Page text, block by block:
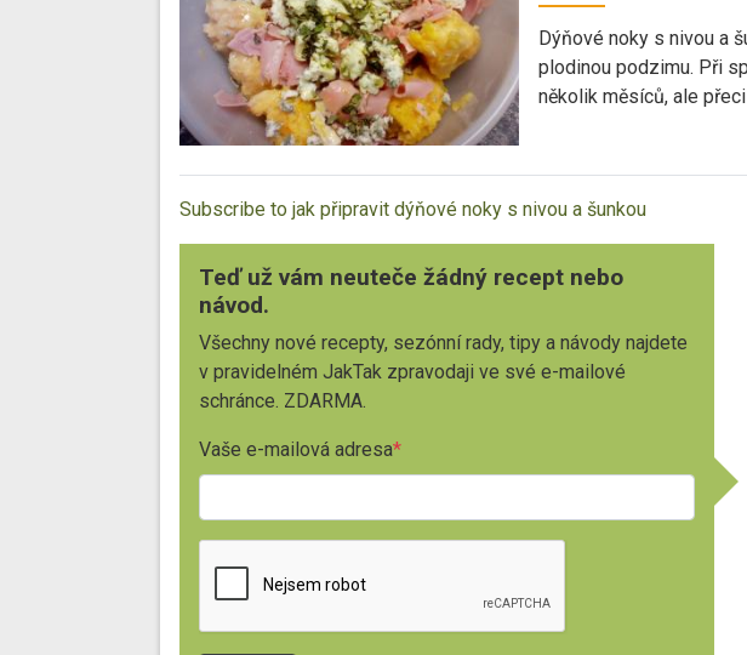
Dýňové noky s nivou a
plodinou podzimu. Při
několik měsíců, ale
Subscribe to jak připravit dýňové noky s nivou a šunkou
Teď už vám neuteče žádný recept nebo
návod.
Všechny nové recepty, sezónní rady, tipy a návody najdete
v pravidelném JakTak zpravodaji ve své e-mailové
schránce. ZDARMA.
Vaše e-mailová adresa